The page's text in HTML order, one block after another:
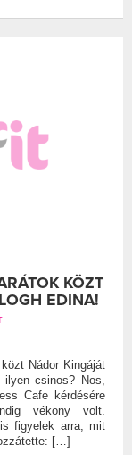
KÖZT
EDINA!
Nádor Kingáját
csinos? Nos,
Cafe kérdésére
vékony volt.
figyelek arra, mit
[…]